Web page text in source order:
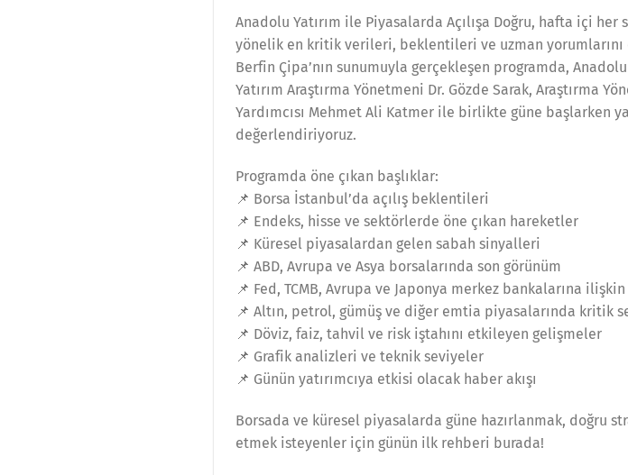
Anadolu Yatırım ile Piyasalarda Açılışa Doğru, hafta içi her
yönelik en kritik verileri, beklentileri ve uzman yorumlarını
Berfin Çipa’nın sunumuyla gerçekleşen programda,
Yatırım Araştırma Yönetmeni Dr. Gözde Sarak, Araştırma
Yardımcısı Mehmet Ali Katmer ile birlikte güne başlarken
değerlendiriyoruz.
Programda öne çıkan başlıklar:
📌 Borsa İstanbul’da açılış beklentileri
📌 Endeks, hisse ve sektörlerde öne çıkan hareketler
📌 Küresel piyasalardan gelen sabah sinyalleri
📌 ABD, Avrupa ve Asya borsalarında son görünüm
📌 Fed, TCMB, Avrupa ve Japonya merkez bankalarına
📌 Altın, petrol, gümüş ve diğer emtia piyasalarında kritik
📌 Döviz, faiz, tahvil ve risk iştahını etkileyen gelişmeler
📌 Grafik analizleri ve teknik seviyeler
📌 Günün yatırımcıya etkisi olacak haber akışı
Borsada ve küresel piyasalarda güne hazırlanmak, doğru
etmek isteyenler için günün ilk rehberi burada!